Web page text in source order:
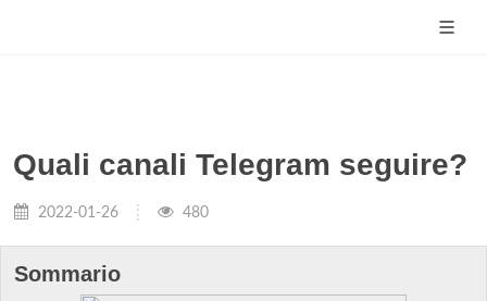
Quali canali Telegram seguire?
2022-01-26 480
Sommario